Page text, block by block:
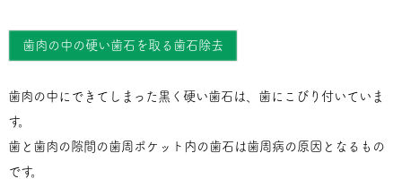
歯肉の中の硬い歯石を取る歯石除去
歯肉の中にできてしまった黒く硬い歯石は、歯にこびり付いていま
す。
歯と歯肉の隙間の歯周ポケット内の歯石は歯周病の原因となるもの
です。